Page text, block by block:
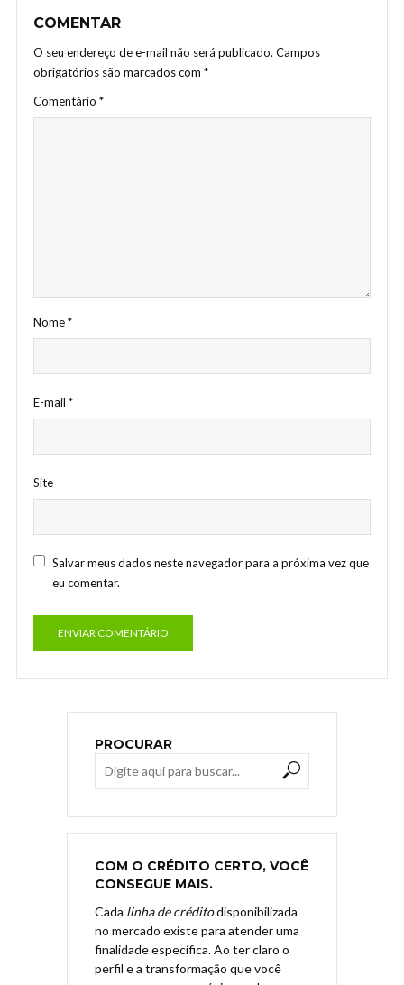
COMENTAR
O seu endereço de e-mail não será publicado. Campos
obrigatórios são marcados com *
Comentário *
Nome*
E-mail *
Site
Salvar meus dados neste navegador para a próxima vez que
eu comentar.
PROCURAR
COM O CRÉDITO CERTO, VOCÊ
CONSEGUE MAIS.
Cada linha de créditodisponibilizada
no mercado existe para atender uma
finalidade específica. Ao ter claro o
perfil e a transformação que você